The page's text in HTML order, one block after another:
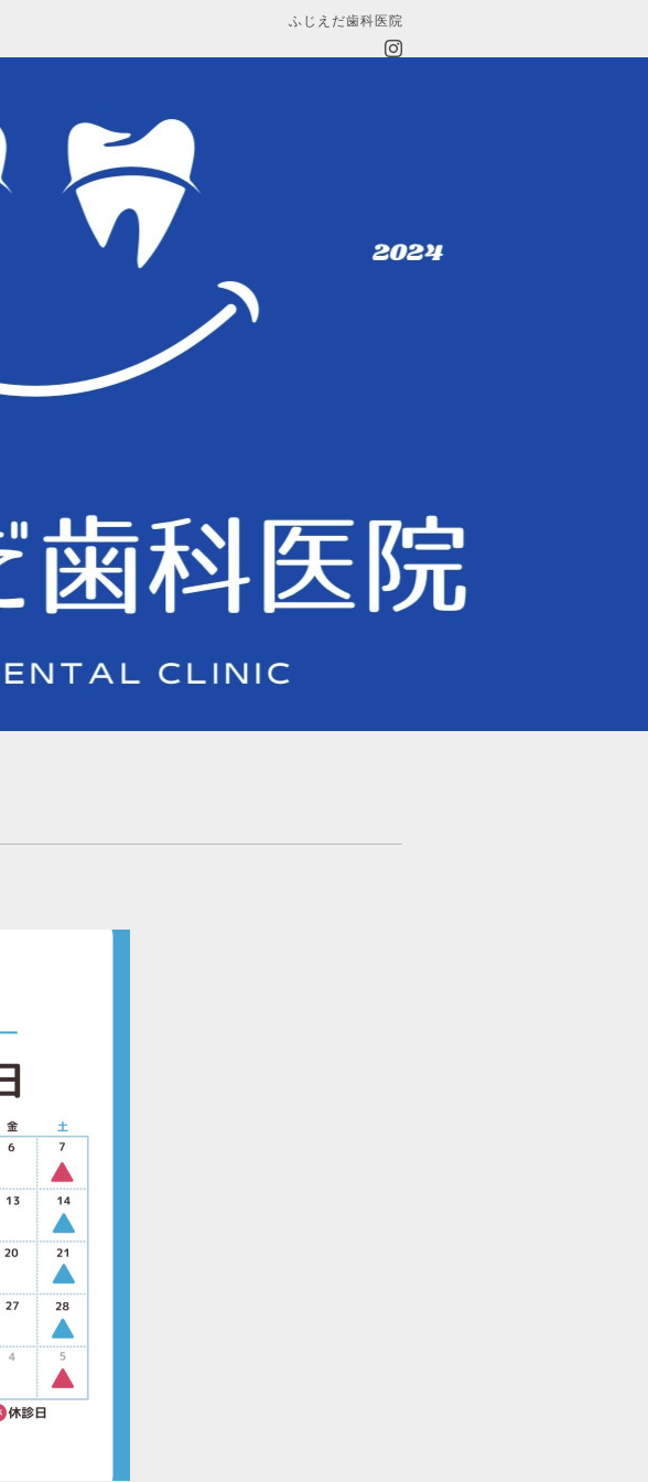
ふじえだ歯科医院